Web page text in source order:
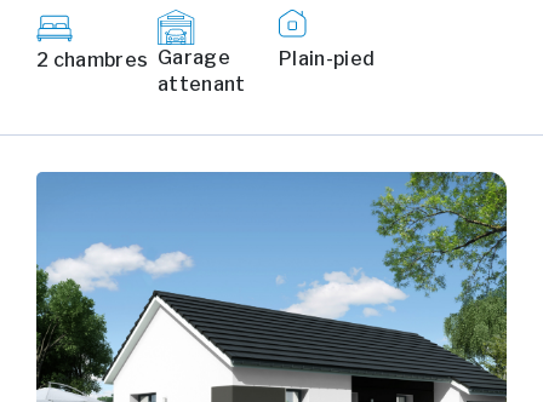
2 chambres Garage
attenant
Plain-pied